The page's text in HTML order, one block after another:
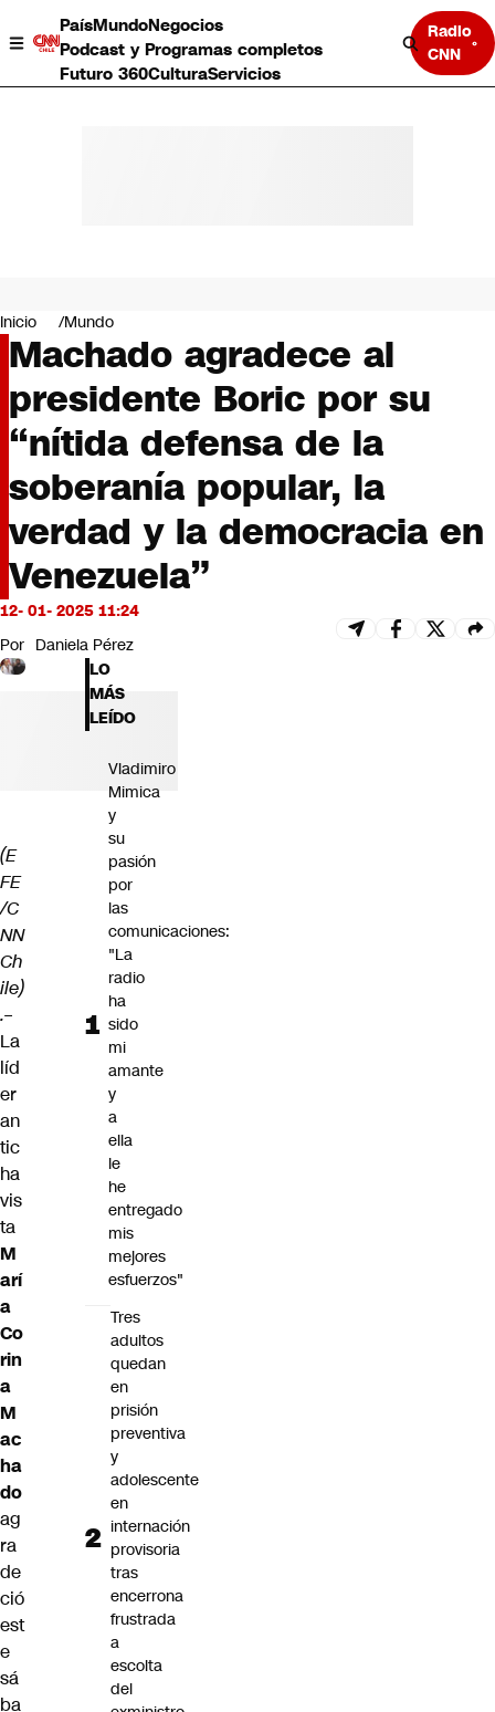
PaísMundoNegocios
Podcast y Programas completos
Futuro 360CulturaServicios
Radio
CNN
Negocios
Deportes
Programas completos
Cultura
Servicios
Bits
CNN tiempo
Futuro 360
Opinión
Inicio Mundo
Machado agradece al
presidente Boric por su
“nítida defensa de la
soberanía popular, la
verdad y la democracia en
Venezuela”
12- 01- 2025 11:24
Por Daniela Pérez
(E
FE
/C
NN
Ch
ile)
.–
La
líd
er
an
tic
ha
vis
ta
M
arí
a
Co
rin
a
M
ac
ha
do
ag
ra
de
ció
est
e
sá
ba
LO
MÁS
LEÍDO
Vladimiro
Mimica
y
su
pasión
por
las
comunicaciones:
"La
radio
ha
sido
mi
amante
y
a
ella
le
he
entregado
mis
mejores
esfuerzos"
Tres
adultos
quedan
en
prisión
preventiva
y
adolescente
en
internación
provisoria
tras
encerrona
frustrada
a
escolta
del